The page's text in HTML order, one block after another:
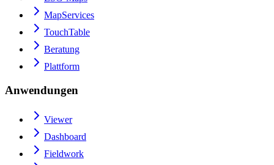
MapServices
TouchTable
Beratung
Plattform
Anwendungen
Viewer
Dashboard
Fieldwork